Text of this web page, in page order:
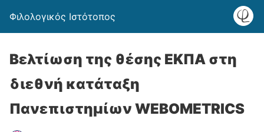
Φιλολογικός Ιστότοπος
Βελτίωση της θέσης ΕΚΠΑ στη
διεθνή κατάταξη
Πανεπιστημίων WEBOMETRICS